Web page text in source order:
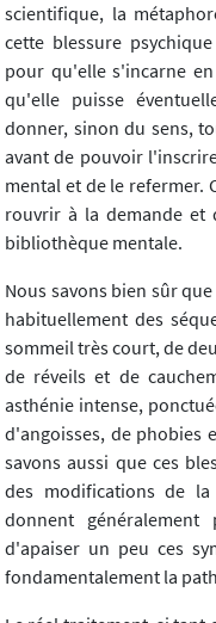
scientifique, la
cette blessure
pour qu'elle s'incarne
qu'elle puisse
donner, sinon du sens,
avant de pouvoir
mental et de le refermer.
rouvrir à la demande
bibliothèque mentale.
Nous savons bien sûr
habituellement des
sommeil très court, de
de réveils et de
asthénie intense,
d'angoisses, de phobies
savons aussi que ces
des modifications de la
donnent
d'apaiser un peu ces
fondamentalement la